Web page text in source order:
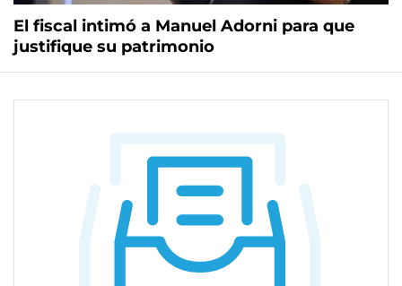
El fiscal intimó a Manuel Adorni para que
justifique su patrimonio